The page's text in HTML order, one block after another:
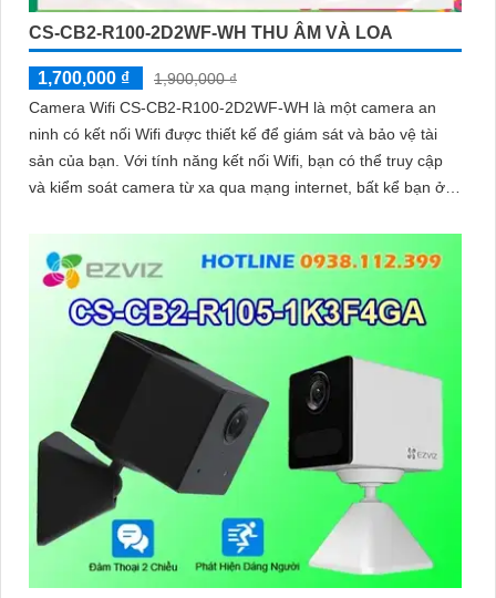
CS-CB2-R100-2D2WF-WH THU ÂM VÀ LOA
1,700,000 ₫
1,900,000 ₫
Camera Wifi CS-CB2-R100-2D2WF-WH là một camera an
ninh có kết nối Wifi được thiết kế để giám sát và bảo vệ tài
sản của bạn. Với tính năng kết nối Wifi, bạn có thể truy cập
và kiểm soát camera từ xa qua mạng internet, bất kể bạn ở